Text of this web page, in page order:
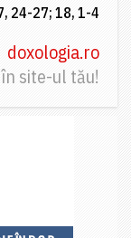
24-27; 18, 1-4
doxologia.ro
site-ul tău!